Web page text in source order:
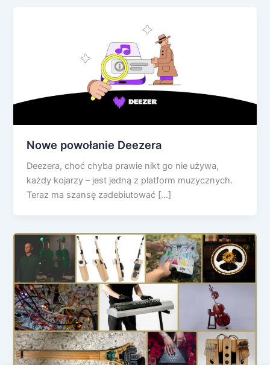
Nowe powołanie Deezera
Deezera, choć chyba prawie nikt go nie używa,
każdy kojarzy – jest jedną z platform muzycznych.
Teraz ma szansę zadebiutować […]